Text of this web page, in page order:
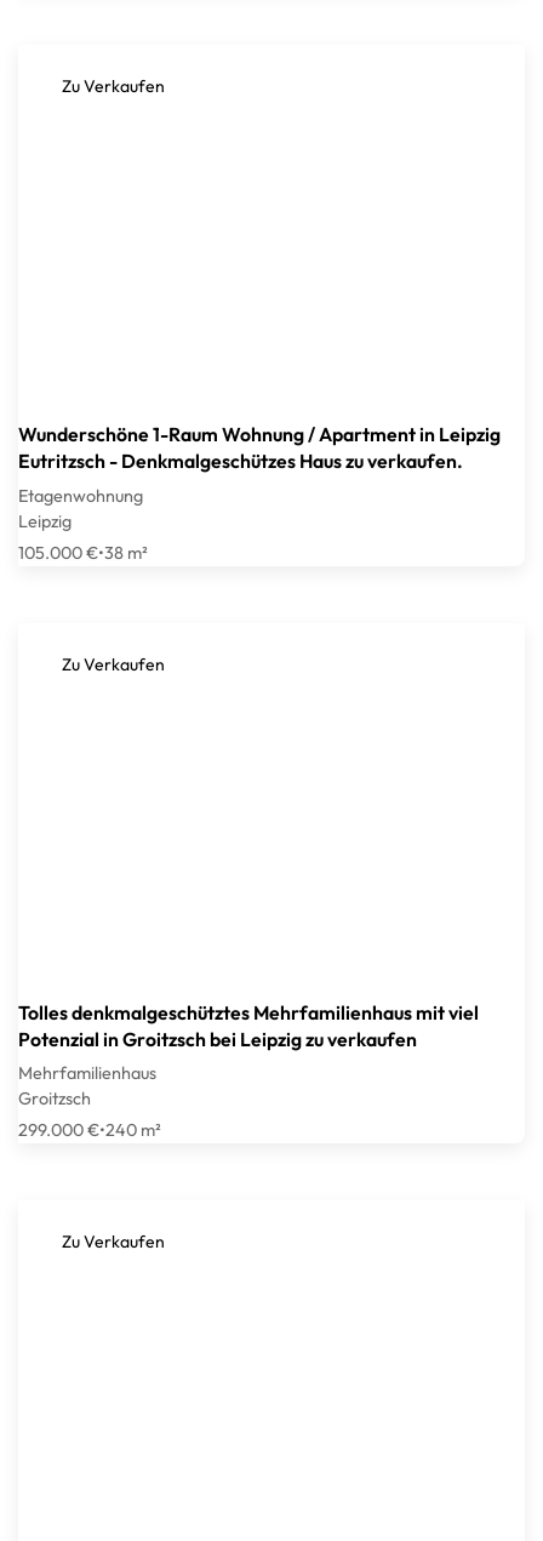
Zu Verkaufen
Wunderschöne 1-Raum Wohnung / Apartment in Leipzig
Eutritzsch - Denkmalgeschützes Haus zu verkaufen.
Etagenwohnung
Leipzig
105.000 €•38 m²
Zu Verkaufen
Tolles denkmalgeschütztes Mehrfamilienhaus mit viel
Potenzial in Groitzsch bei Leipzig zu verkaufen
Mehrfamilienhaus
Groitzsch
299.000 €•240 m²
Zu Verkaufen